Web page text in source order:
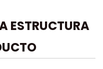
entre velocidad
ESTRUCTURA